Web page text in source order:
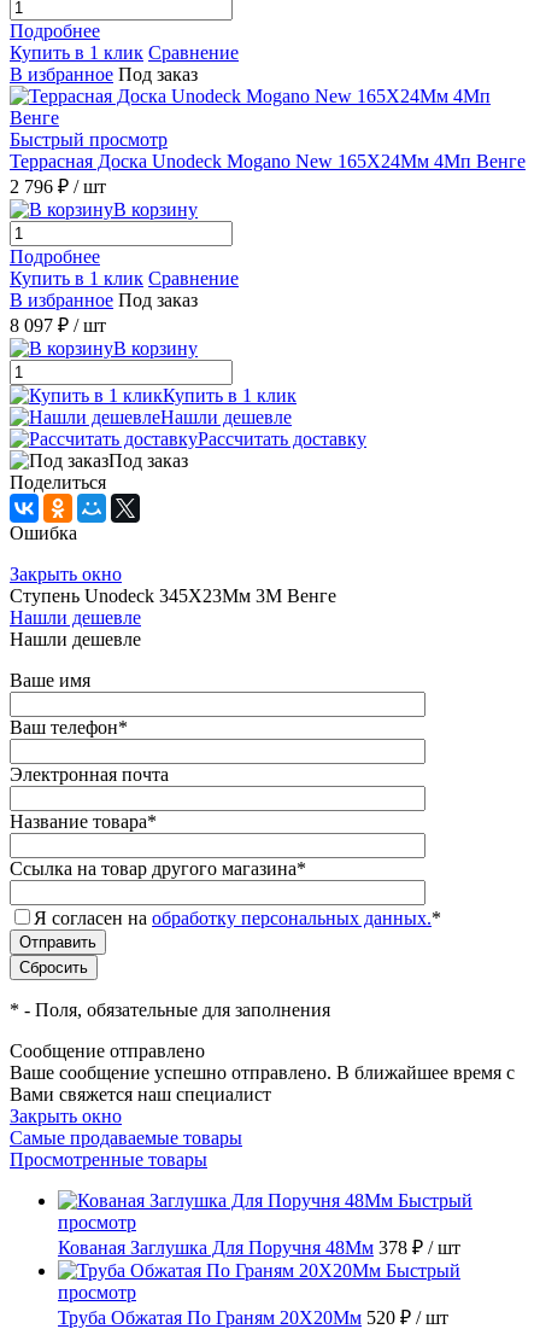
Подробнее
Купить в 1 клик Сравнение
В избранное Под заказ
Быстрый просмотр
Террасная Доска Unodeck Mogano New 165X24Мм 4Мп Венге
2 796 ₽ / шт
В корзину
Подробнее
Купить в 1 клик Сравнение
В избранное Под заказ
8 097 ₽ / шт
В корзину
Купить в 1 клик
Нашли дешевле
Рассчитать доставку
Под заказ
Поделиться
Ошибка
Закрыть окно
Ступень Unodeck 345X23Мм 3М Венге
Нашли дешевле
Нашли дешевле
Ваше имя
Ваш телефон*
Электронная почта
Название товара*
Ссылка на товар другого магазина*
Я согласен на обработку персональных данных.*
* - Поля, обязательные для заполнения
Сообщение отправлено
Ваше сообщение успешно отправлено. В ближайшее время с
Вами свяжется наш специалист
Закрыть окно
Самые продаваемые товары
Просмотренные товары
Быстрый
просмотр
Кованая Заглушка Для Поручня 48Мм 378 ₽ / шт
Быстрый
просмотр
Труба Обжатая По Граням 20X20Мм 520 ₽ / шт